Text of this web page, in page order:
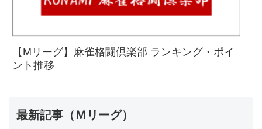
【Mリーグ】麻雀格闘倶楽部 ランキング・ポイ
ント推移
最新記事（Ｍリーグ）